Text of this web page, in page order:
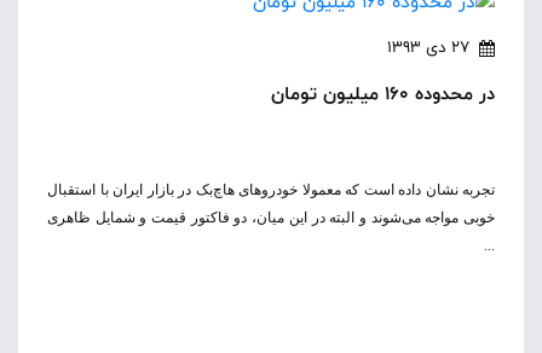
27 دی 1393
در محدوده 160 میلیون تومان
تجربه نشان داده است که معمولا خودروهای‌ هاچ‌بک در بازار ایران با استقبال
خوبی مواجه می‌شوند و البته در این میان، دو فاکتور قیمت و شمایل ظاهری
...